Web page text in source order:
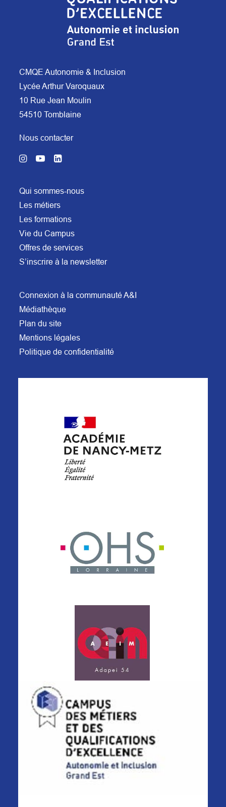
CMQE Autonomie & Inclusion
Lycée Arthur Varoquaux
10 Rue Jean Moulin
54510 Tomblaine
Nous contacter
Qui sommes-nous
Les métiers
Les formations
Vie du Campus
Offres de services
S’inscrire à la newsletter
Connexion à la communauté A&I
Médiathèque
Plan du site
Mentions légales
Politique de confidentialité